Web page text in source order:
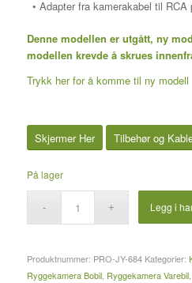
• Adapter fra kamerakabel til RCA
Denne modellen er utgått, ny
modellen krevde å skrues
Trykk her for å komme til ny modell
Skjermer Her Tilbehør og
På lager
Legg i
Produktnummer: PRO-JY-684 Kategorier:
Ryggekamera Bobil, Ryggekamera Varebil,